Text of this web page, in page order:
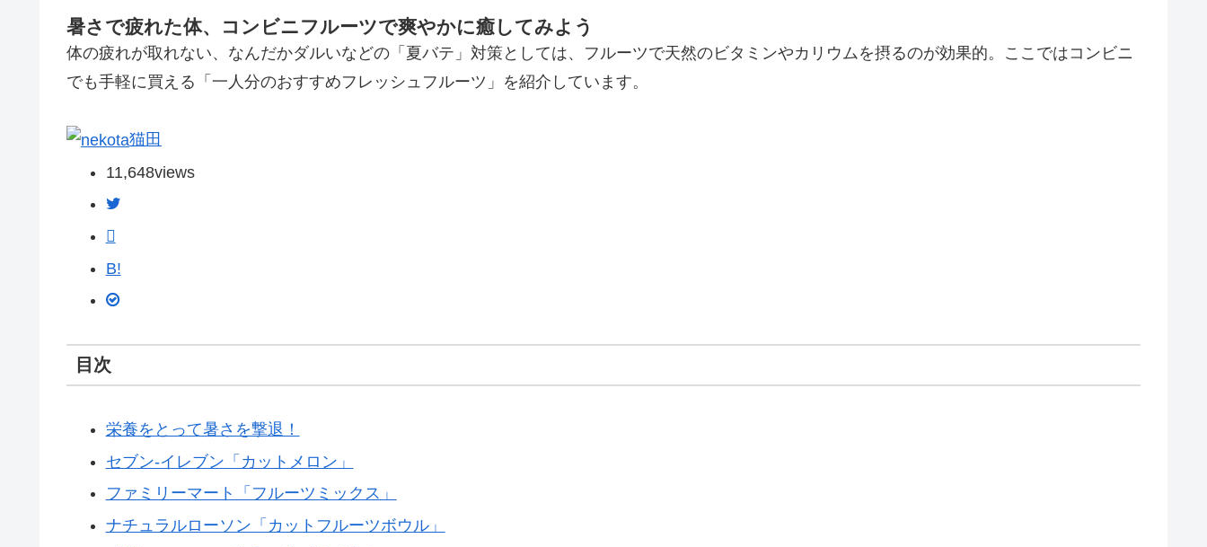
暑さで疲れた体、コンビニフルーツで爽やかに癒してみよう
体の疲れが取れない、なんだかダルいなどの「夏バテ」対策としては、フルーツで天然のビタミンやカリウムを摂るのが効果的。ここではコンビニ
でも手軽に買える「一人分のおすすめフレッシュフルーツ」を紹介しています。
猫田
11,648views
B!
目次
栄養をとって暑さを撃退！
セブン-イレブン「カットメロン」
ファミリーマート「フルーツミックス」
ナチュラルローソン「カットフルーツボウル」